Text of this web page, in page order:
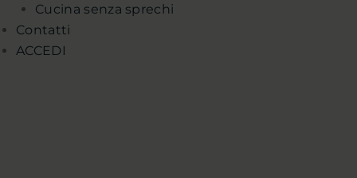
Cucina senza sprechi
Contatti
ACCEDI